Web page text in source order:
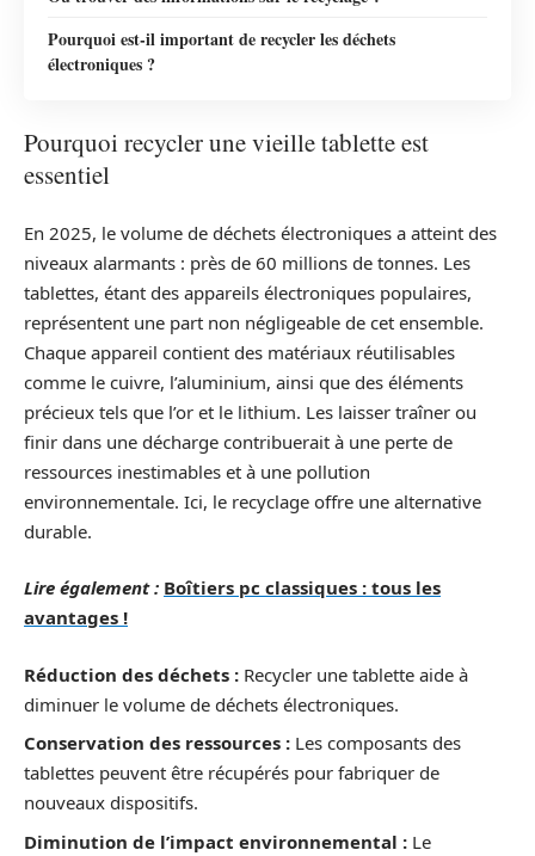
Pourquoi est-il important de recycler les déchets
électroniques ?
Pourquoi recycler une vieille tablette est
essentiel
En 2025, le volume de déchets électroniques a atteint des
niveaux alarmants : près de 60 millions de tonnes. Les
tablettes, étant des appareils électroniques populaires,
représentent une part non négligeable de cet ensemble.
Chaque appareil contient des matériaux réutilisables
comme le cuivre, l’aluminium, ainsi que des éléments
précieux tels que l’or et le lithium. Les laisser traîner ou
finir dans une décharge contribuerait à une perte de
ressources inestimables et à une pollution
environnementale. Ici, le recyclage offre une alternative
durable.
Lire également : Boîtiers pc classiques : tous les
avantages !
Réduction des déchets : Recycler une tablette aide à
diminuer le volume de déchets électroniques.
Conservation des ressources : Les composants des
tablettes peuvent être récupérés pour fabriquer de
nouveaux dispositifs.
Diminution de l’impact environnemental : Le